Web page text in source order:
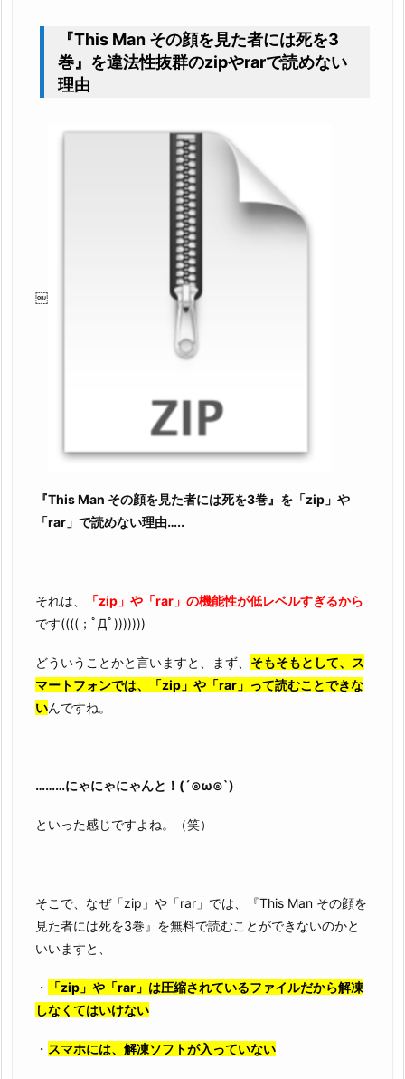
『This Man その顔を見た者には死を3
巻』を違法性抜群のzipやrarで読めない
理由
￼
『This Man その顔を見た者には死を3巻』を「zip」や
「rar」で読めない理由…..
それは、
「zip」や「rar」の機能性が低レベルすぎるから
です((((；ﾟДﾟ)))))))
どういうことかと言いますと、まず、 そもそもとして、ス
マートフォンでは、「zip」や「rar」って読むことできな
いんですね。
………にゃにゃにゃんと！(´⊙ω⊙`)
といった感じですよね。（笑）
そこで、なぜ「zip」や「rar」では、『This Man その顔を
見た者には死を3巻』を無料で読むことができないのかと
いいますと、
・
「zip」や「rar」は圧縮されているファイルだから解凍
しなくてはいけない
・ スマホには、解凍ソフトが入っていない